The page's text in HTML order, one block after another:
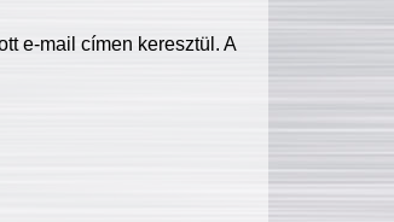
e-mail címen keresztül. A